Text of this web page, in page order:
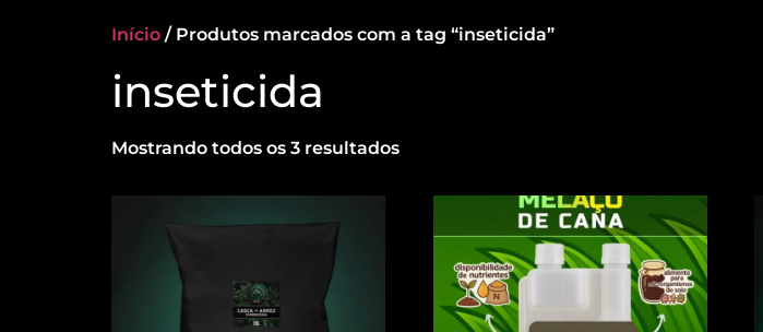
Início / Produtos marcados com a tag “inseticida”
inseticida
Mostrando todos os 3 resultados